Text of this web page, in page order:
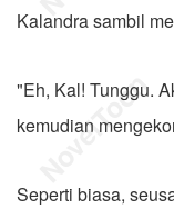
Kalandra sambil
"Eh, Kal! Tunggu.
kemudian
Seperti biasa,